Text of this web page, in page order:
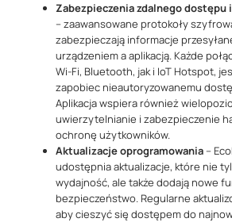
Zabezpieczenia zdalnego dostępu
– zaawansowane protokoły
zabezpieczają informacje
urządzeniem a aplikacją. Każde
Wi-Fi, Bluetooth, jak i IoT Hotspot,
zapobiec nieautoryzowanemu
Aplikacja wspiera również
uwierzytelnianie i zabezpieczenie
ochronę użytkowników.
Aktualizacje oprogramowania –
udostępnia aktualizacje, które nie
wydajność, ale także dodają nowe
bezpieczeństwo. Regularne
aby cieszyć się dostępem do